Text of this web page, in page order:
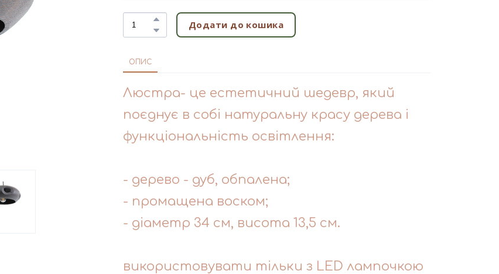
Додати до кошика
ОПИС
Люстра- це естетичний шедевр, який
поєднує в собі натуральну красу дерева і
функціональність освітлення:
- дерево - дуб, обпалена;
- промащена воском;
- діаметр 34 см, висота 13,5 см.
використовувати тільки з LED лампочкою